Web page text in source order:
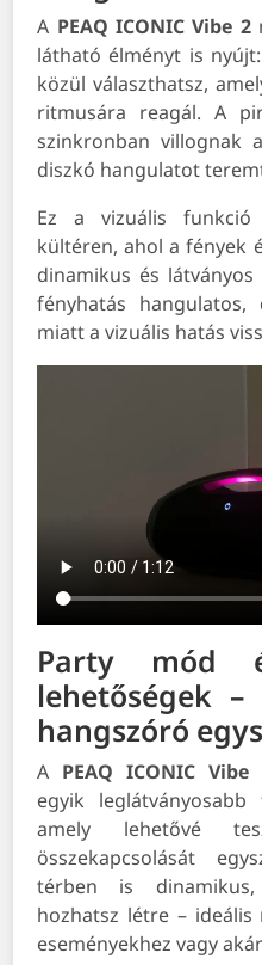
A PEAQ ICONIC Vibe 2
látható élményt is
közül választhatsz,
ritmusára reagál. A
szinkronban villognak
diszkó hangulatot
Ez a vizuális
kültéren, ahol a fények
dinamikus és
fényhatás
miatt a vizuális hatás
Party mód
lehetőségek
hangszóró
A PEAQ ICONIC
egyik
amely lehetővé
összekapcsolását
térben is dinamikus,
hozhatsz létre –
eseményekhez vagy